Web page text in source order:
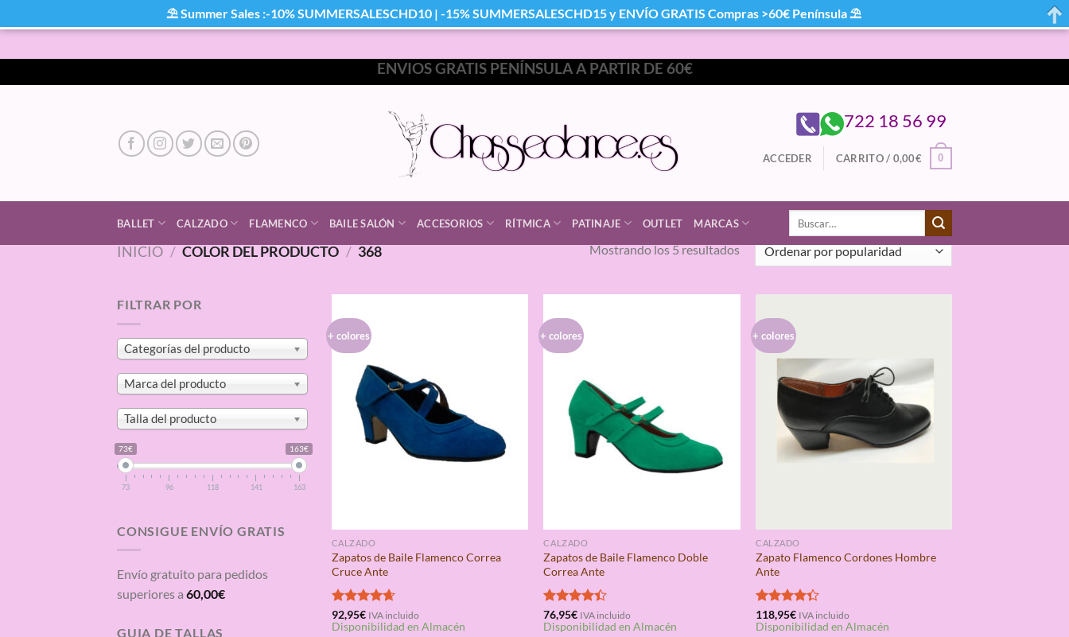
al
ENVIOS GRATIS PENÍNSULA A PARTIR DE 60€
722 18 56 99
ACCEDER CARRITO / 0,00€ 0
BALLET CALZADO FLAMENCO BAILE SALÓN ACCESORIOS RÍTMICA PATINAJE OUTLET MARCAS
Buscar
INICIO / COLOR DEL PRODUCTO / 368 Mostrando los 5 resultadosOrdenado
por
FILTRAR POR
Categorías del producto
Marca del producto
Talla del producto
73€ 163€
73 96 118 141 163
CONSIGUE ENVÍO GRATIS
Envío gratuito para pedidos
superiores a 60,00€
GUIA DE TALLAS
+ colores
CALZADO
Zapatos de Baile Flamenco Correa
Cruce Ante
Valorado
con4.67
92,95€ IVA incluido
Disponibilidad en Almacén
+ colores
CALZADO
Zapatos de Baile Flamenco Doble
Correa Ante
Valorado
con4.33
76,95€ IVA incluido
Disponibilidad en Almacén
+ colores
CALZADO
Zapato Flamenco Cordones Hombre
Ante
Valorado
con4.33
118,95€ IVA incluido
Disponibilidad en Almacén
⛱ Summer Sales :-10% SUMMERSALESCHD10 | -15% SUMMERSALESCHD15 y ENVÍO GRATIS Compras >60€ Península ⛱